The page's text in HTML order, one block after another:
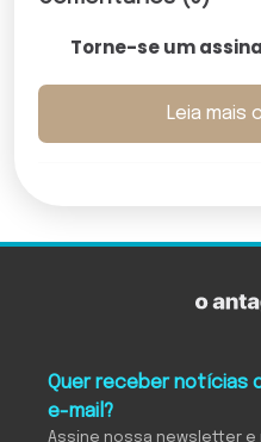
Torne-se um
Leia mais
Quer receber notícias
e-mail?
Assine nossa newsletter e